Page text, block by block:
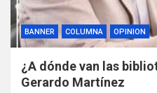
BANNER COLUMNA OPINION
¿A dónde van las
Gerardo Martínez